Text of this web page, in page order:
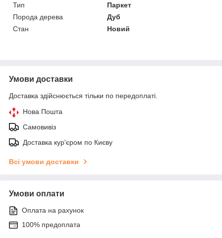
Тип
Паркет
Порода дерева
Дуб
Стан
Новий
Умови доставки
Доставка здійснюється тільки по передоплаті.
Нова Пошта
Самовивіз
Доставка кур'єром по Києву
Всі умови доставки
Умови оплати
Оплата на рахунок
100% предоплата